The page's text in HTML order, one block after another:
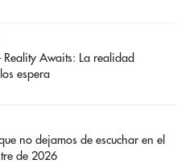
Reality Awaits: La realidad
espera
no dejamos de escuchar en el
de 2026